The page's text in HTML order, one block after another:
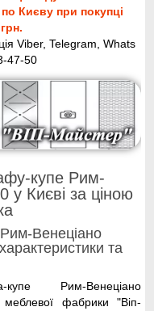
Києву при покупці
Viber, Telegram, Whats
47-50
купе Рим-
у Києві за ціною
Венеціано
та
Рим-Венеціано
фабрики "Віп-